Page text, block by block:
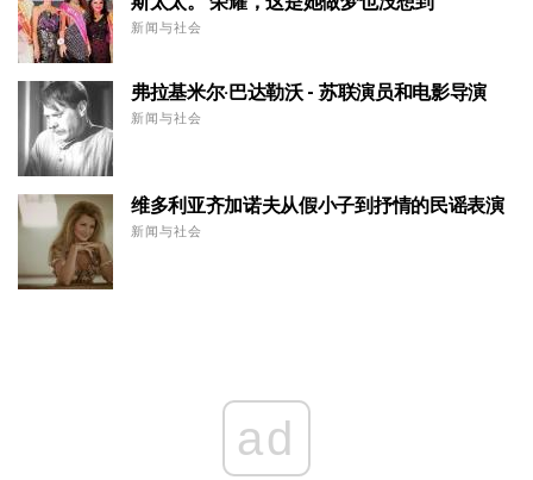
新闻与社会
弗拉基米尔·巴达勒沃 - 苏联演员和电影导演
新闻与社会
维多利亚齐加诺夫从假小子到抒情的民谣表演
新闻与社会
ad